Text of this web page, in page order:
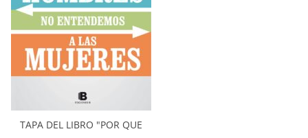
TAPA DEL LIBRO "POR QUE